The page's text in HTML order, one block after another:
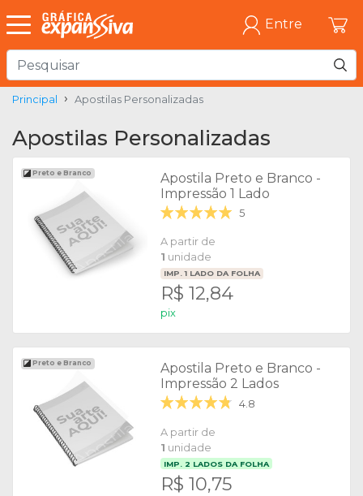
Entre
Principal Apostilas Personalizadas
Apostilas Personalizadas
Preto e Branco
Apostila Preto e Branco -
Impressão 1 Lado
5
A partir de
1 unidade
IMP.1 LADO DA FOLHA
R$ 12,84
pix
Preto e Branco
Apostila Preto e Branco -
Impressão 2 Lados
4.8
A partir de
1 unidade
IMP. 2 LADOS DA FOLHA
R$ 10,75